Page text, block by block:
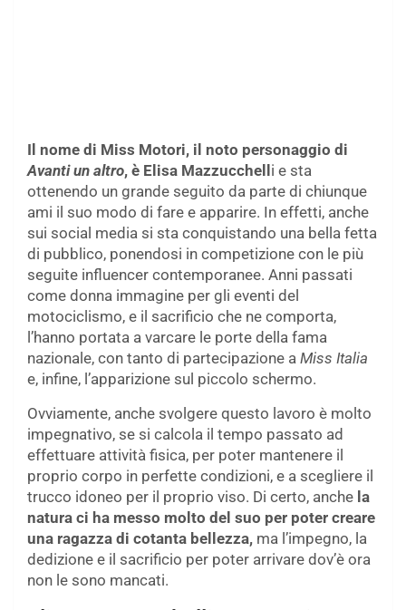
Il nome di Miss Motori, il noto personaggio di
Avanti un altro, è Elisa Mazzucchell i e sta
ottenendo un grande seguito da parte di chiunque
ami il suo modo di fare e apparire. In effetti, anche
sui social media si sta conquistando una bella fetta
di pubblico, ponendosi in competizione con le più
seguite influencer contemporanee. Anni passati
come donna immagine per gli eventi del
motociclismo, e il sacrificio che ne comporta,
l’hanno portata a varcare le porte della fama
nazionale, con tanto di partecipazione a Miss Italia
e, infine, l’apparizione sul piccolo schermo.
Ovviamente, anche svolgere questo lavoro è molto
impegnativo, se si calcola il tempo passato ad
effettuare attività fisica, per poter mantenere il
proprio corpo in perfette condizioni, e a scegliere il
trucco idoneo per il proprio viso. Di certo, anche la
natura ci ha messo molto del suo per poter creare
una ragazza di cotanta bellezza, ma l’impegno, la
dedizione e il sacrificio per poter arrivare dov’è ora
non le sono mancati.